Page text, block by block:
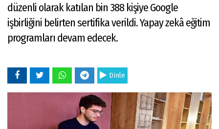
düzenli olarak katılan bin 388 kişiye Google
işbirliğini belirten sertifika verildi. Yapay zekâ eğitim
programları devam edecek.
Dinle